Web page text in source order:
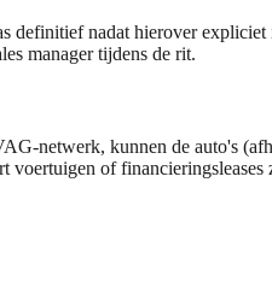
definitief nadat hierover
manager tijdens de rit.
netwerk, kunnen de auto's
of